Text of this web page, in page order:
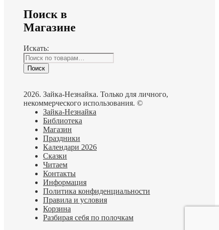
Поиск в
Магазине
Искать:
Поиск
2026. Зайка-Незнайка. Только для личного,
некоммерческого использования. ©
Зайка-Незнайка
Библиотека
Магазин
Праздники
Календари 2026
Сказки
Читаем
Контакты
Информация
Политика конфиденциальности
Правила и условия
Корзина
Разбирая себя по полочкам